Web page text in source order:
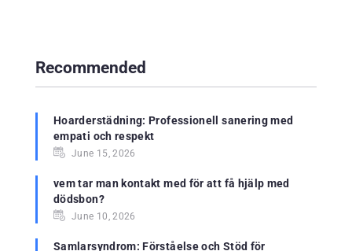
Recommended
Hoarderstädning: Professionell sanering med
empati och respekt
June 15, 2026
vem tar man kontakt med för att få hjälp med
dödsbon?
June 10, 2026
Samlarsyndrom: Förståelse och Stöd för